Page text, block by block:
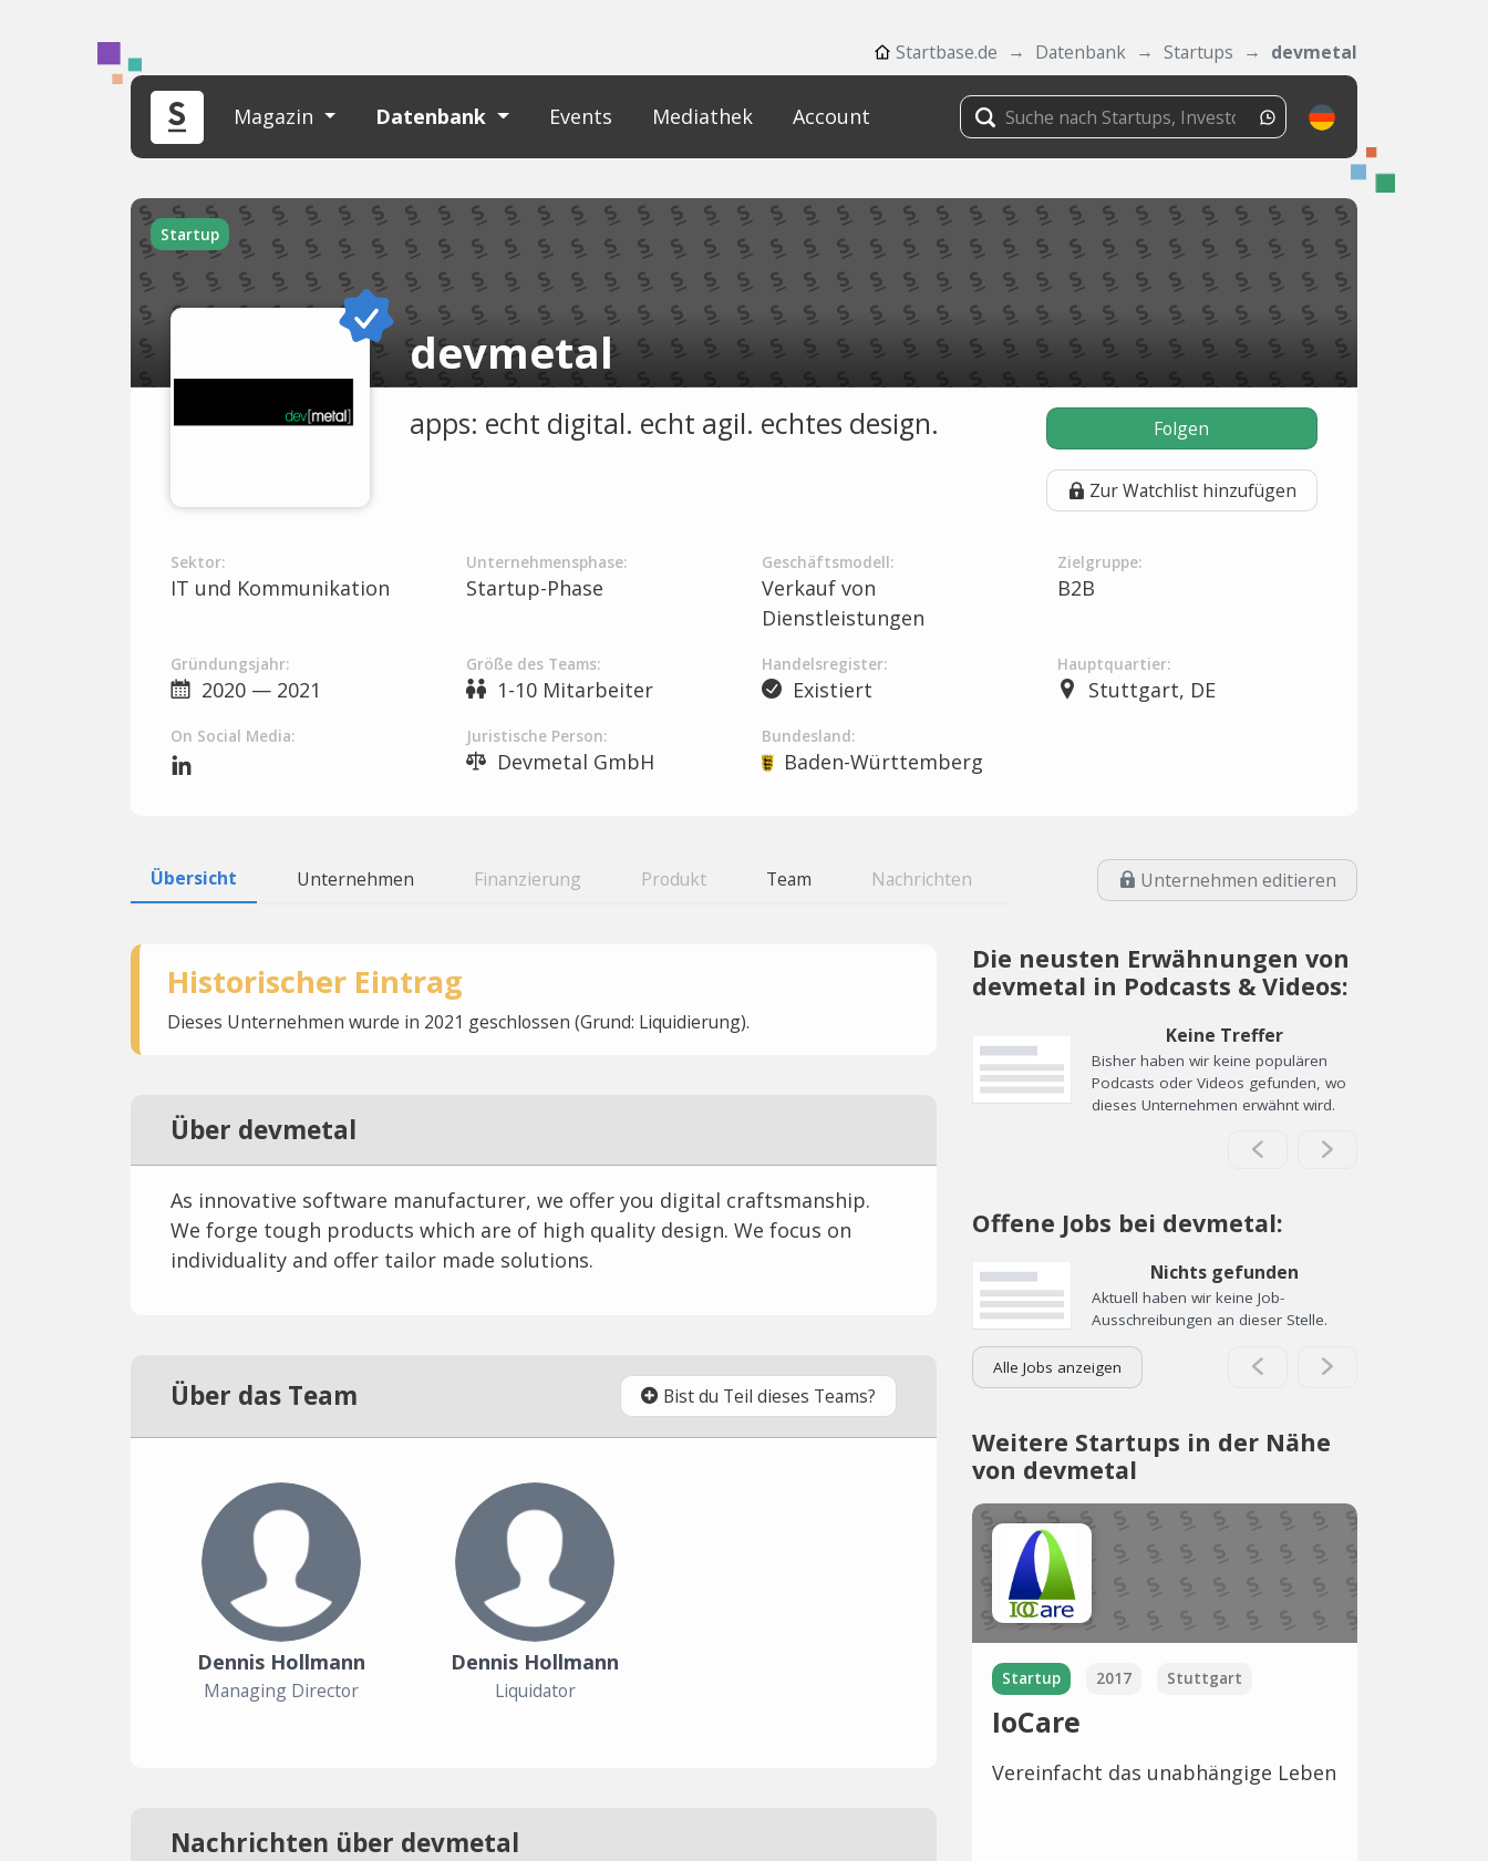
Startbase.de Datenbank Startups devmetal
Magazin Datenbank Events Mediathek Account
Startup
devmetal
apps: echt digital. echt agil. echtes design. Folgen
Zur Watchlist hinzufügen
Sektor:
IT und Kommunikation
Unternehmensphase:
Startup-Phase
Geschäftsmodell:
Verkauf von
Dienstleistungen
Zielgruppe:
B2B
Gründungsjahr:
2020 — 2021
Größe des Teams:
1-10 Mitarbeiter
Handelsregister:
Existiert
Hauptquartier:
Stuttgart, DE
On Social Media: Juristische Person:
Devmetal GmbH
Bundesland:
Baden-Württemberg
Übersicht Unternehmen Finanzierung Produkt Team Nachrichten Unternehmen editieren
Historischer Eintrag
Dieses Unternehmen wurde in 2021 geschlossen (Grund: Liquidierung).
Über devmetal
As innovative software manufacturer, we offer you digital craftsmanship.
We forge tough products which are of high quality design. We focus on
individuality and offer tailor made solutions.
Über das Team Bist du Teil dieses Teams?
Dennis Hollmann
Managing Director
Dennis Hollmann
Liquidator
Nachrichten über devmetal
Die neusten Erwähnungen von
devmetal in Podcasts & Videos:
Keine Treffer
Bisher haben wir keine populären
Podcasts oder Videos gefunden, wo
dieses Unternehmen erwähnt wird.
Offene Jobs bei devmetal:
Nichts gefunden
Aktuell haben wir keine Job-
Ausschreibungen an dieser Stelle.
Alle Jobs anzeigen
Weitere Startups in der Nähe
von devmetal
Startup 2017 Stuttgart
IoCare
Vereinfacht das unabhängige Leben